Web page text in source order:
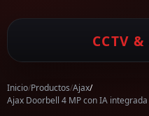
CCTV
Inicio/Productos/Ajax/
Ajax Doorbell 4 MP con IA integrada